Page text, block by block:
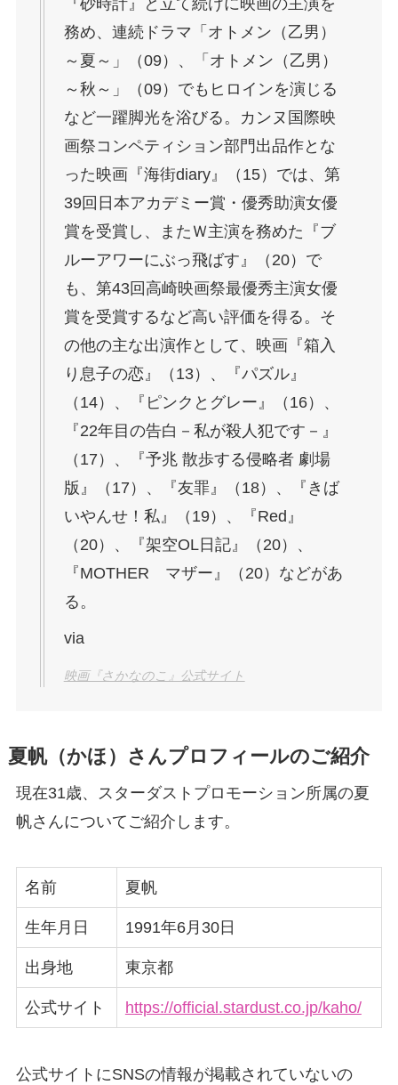
務め、連続ドラマ「オトメン（乙男）
～夏～」（09）、「オトメン（乙男）
～秋～」（09）でもヒロインを演じる
など一躍脚光を浴びる。カンヌ国際映
画祭コンペティション部門出品作とな
った映画『海街diary』（15）では、第
39回日本アカデミー賞・優秀助演女優
賞を受賞し、またＷ主演を務めた『ブ
ルーアワーにぶっ飛ばす』（20）で
も、第43回高崎映画祭最優秀主演女優
賞を受賞するなど高い評価を得る。そ
の他の主な出演作として、映画『箱入
り息子の恋』（13）、『パズル』
（14）、『ピンクとグレー』（16）、
『22年目の告白－私が殺人犯です－』
（17）、『予兆 散歩する侵略者 劇場
版』（17）、『友罪』（18）、『きば
いやんせ！私』（19）、『Red』
（20）、『架空OL日記』（20）、
『MOTHER マザー』（20）などがあ
る。
via
映画『さかなのこ』公式サイト
夏帆（かほ）さんプロフィールのご紹介
現在31歳、スターダストプロモーション所属の夏
帆さんについてご紹介します。
名前 夏帆
生年月日 1991年6月30日
出身地 東京都
公式サイト https://official.stardust.co.jp/kaho/
公式サイトにSNSの情報が掲載されていないの